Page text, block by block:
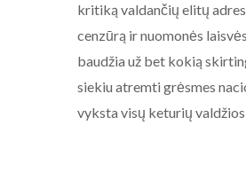
kritiką valdančių elitų
cenzūrą ir nuomonės
baudžia už bet kokią
siekiu atremti grėsmes
vyksta visų keturių